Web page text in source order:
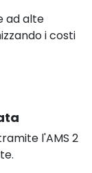
ad alte
i costi
l'AMS 2